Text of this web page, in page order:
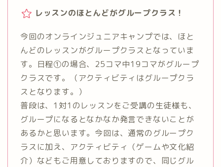
レッスンのほとんどがグループクラス！
今回のオンラインジュニアキャンプでは、ほと
んどのレッスンがグループクラスとなっていま
す。日程①の場合、25コマ中19コマがグループ
クラスです。（アクティビティはグループクラ
スとなります。）
普段は、1対1のレッスンをご受講の生徒様も、
グループになるとなかなか発言できないことが
あるかと思います。今回は、通常のグループク
ラスに加え、アクティビティ（ゲームや文化紹
介）などもご用意しておりますので、同じグル